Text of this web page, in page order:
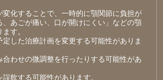
変化することで、一時的に顎関節に負担が
あごが痛い、口が開けにくい」などの顎
す。
定した治療計画を変更する可能性がありま
合わせの微調整を行ったりする可能性があ
飲する可能性があります。